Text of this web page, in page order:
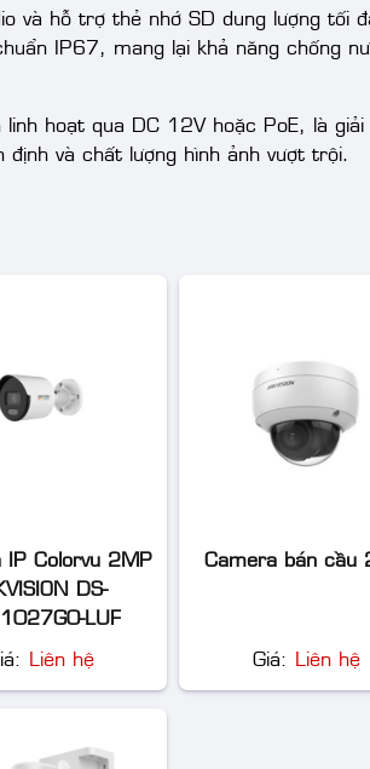
và hỗ trợ thẻ nhớ SD dung lượng tối
IP67, mang lại khả năng chống
hoạt qua DC 12V hoặc PoE, là
và chất lượng hình ảnh vượt trội.
IP Colorvu 2MP
DS-
LUF
Liên hệ
Camera bán cầu
Giá: Liên hệ